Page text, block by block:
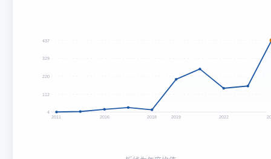
437
329
220
112
4
2011 2016 2018 2019 2022